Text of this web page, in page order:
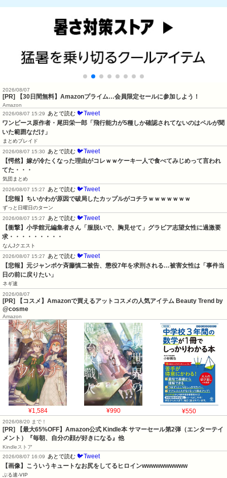
2026/08/07
[PR] 【30日間無料】Amazonプライム…会員限定セールに参加しよう！
Amazon
2026/08/07 15:29
あとで読む 🐦Tweet
ワンピース原作者・尾田栄一郎「飛行能力が5種しか確認されてないのはペルが聞
いた範囲なだけ」
まとめブレイド
2026/08/07 15:30
あとで読む 🐦Tweet
【愕然】嫁が冷たくなった理由がコレｗｗケーキ一人で食べてみじめって言われ
てた・・・
気団まとめ
2026/08/07 15:27
あとで読む 🐦Tweet
【悲報】ちいかわが原因で破局したカップルがコチラｗｗｗｗｗｗｗ
ずっと日曜日のターン
2026/08/07 15:27
あとで読む 🐦Tweet
【衝撃】小学館元編集者さん「服脱いで、胸見せて」グラビア志望女性に過激要
求・・・・・・・・・
なんJクエスト
2026/08/07 15:27
あとで読む 🐦Tweet
【悲報】元ジャンポケ斉藤慎二被告、懲役7年を求刑される…被害女性は「事件当
日の前に戻りたい」
ネギ速
2026/08/07
[PR] 【コスメ】Amazonで買えるアットコスメの人気アイテム Beauty Trend by
@cosme
Amazon
¥1,584 ¥990 ¥550
2026/08/20 まで！
[PR]
【最大65%OFF】Amazon公式 Kindle本 サマーセール第2弾（エンターテイ
メント）『毎朝、自分の顔が好きになる』他
Kindleストア
2026/08/07 16:09
あとで読む 🐦Tweet
【画像】こういうキュートなお尻をしてるヒロインwwwwwwwwww
ぶる速-VIP